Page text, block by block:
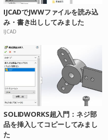
IJCADでJWWファイルを読み込
み・書き出ししてみました
IJCAD
SOLIDWORKS超入門：ネジ部
品を挿入してコピーしてみまし
た